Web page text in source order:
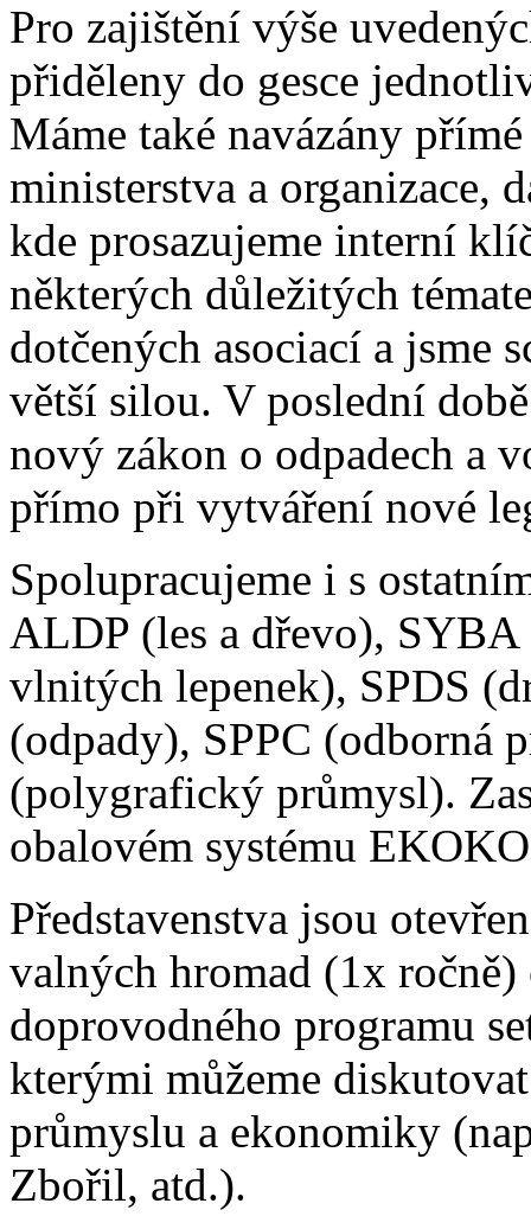
Pro zajištění výše
přiděleny do gesce
Máme také navázány
ministerstva a organizace,
kde prosazujeme interní
některých důležitých
dotčených asociací a jsme
větší silou. V poslední
nový zákon o odpadech a
přímo při vytváření nové
Spolupracujeme i s
ALDP (les a dřevo),
vlnitých lepenek), SPDS
(odpady), SPPC (odborná
(polygrafický průmysl).
obalovém systému
Představenstva jsou
valných hromad (1x
doprovodného programu
kterými můžeme
průmyslu a ekonomiky
Zbořil, atd.).